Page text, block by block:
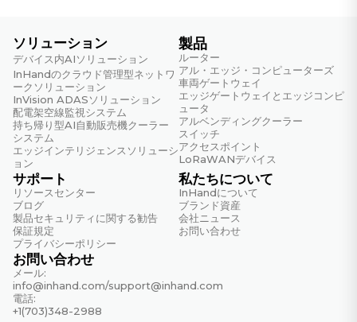
ソリューション
デバイス内AIソリューション
InHandのクラウド管理型ネットワ
ークソリューション
InVision ADASソリューション
配電架空線監視システム
持ち帰り型AI自動販売機クーラー
システム
エッジインテリジェンスソリューシ
ョン
製品
ルーター
アル・エッジ・コンピューターズ
車両ゲートウェイ
エッジゲートウェイとエッジコンピ
ュータ
アルベンディングクーラー
スイッチ
アクセスポイント
LoRaWANデバイス
サポート
リソースセンター
ブログ
製品セキュリティに関する勧告
保証規定
プライバシーポリシー
私たちについて
InHandについて
ブランド資産
会社ニュース
お問い合わせ
お問い合わせ
メール:
info@inhand.com/support@inhand.com
電話:
+1(703)348-2988